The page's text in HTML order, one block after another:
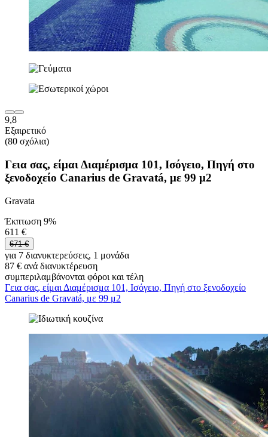
9,8
Εξαιρετικό
(80 σχόλια)
Γεια σας, είμαι Διαμέρισμα 101, Ισόγειο, Πηγή στο
ξενοδοχείο Canarius de Gravatá, με 99 μ2
Gravata
Έκπτωση 9%
611 €
671 €
για 7 διανυκτερεύσεις, 1 μονάδα
87 € ανά διανυκτέρευση
συμπεριλαμβάνονται φόροι και τέλη
Γεια σας, είμαι Διαμέρισμα 101, Ισόγειο, Πηγή στο ξενοδοχείο
Canarius de Gravatá, με 99 μ2